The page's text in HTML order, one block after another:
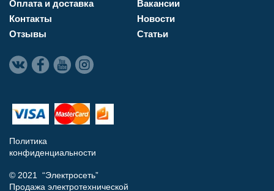
Оплата и доставка
Контакты
Отзывы
Вакансии
Новости
Статьи
Политика
конфиденциальности
© 2021 “Электросеть”
Продажа электротехнической